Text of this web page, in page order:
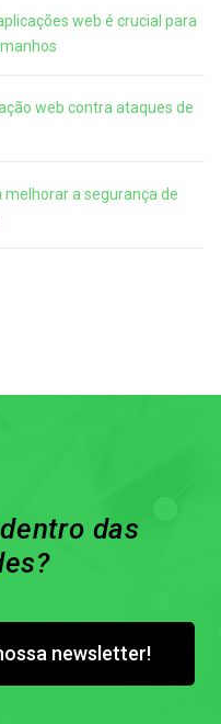
web é crucial para
web contra ataques de
a segurança de
das
newsletter!